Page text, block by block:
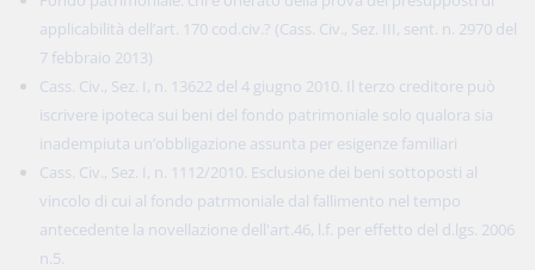
applicabilità dell’art. 170 cod.civ.? (Cass. Civ., Sez. III, sent. n. 2970 del
7 febbraio 2013)
Cass. Civ., Sez. I, n. 13622 del 4 giugno 2010. Il terzo creditore può
iscrivere ipoteca sui beni del fondo patrimoniale solo qualora sia
inadempiuta un’obbligazione assunta per esigenze familiari
Cass. Civ., Sez. I, n. 1112/2010. Esclusione dei beni sottoposti al
vincolo di cui al fondo patrmoniale dal fallimento nel tempo
antecedente la novellazione dell'art.46, l.f. per effetto del d.lgs. 2006
n.5.